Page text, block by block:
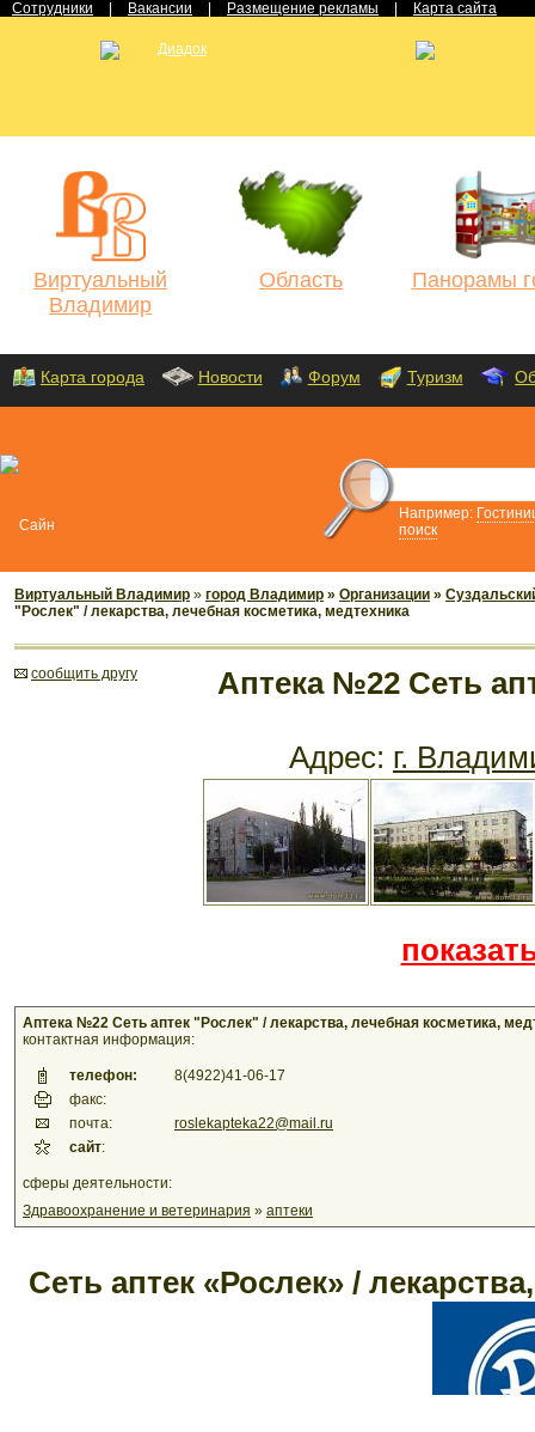
Сотрудники Вакансии Размещение рекламы Карта сайта
Виртуальный
Владимир
Область Панорамы
Карта города Новости Форум Туризм
Например:
поиск
Виртуальный Владимир » город Владимир » Организации »
"Рослек" / лекарства, лечебная косметика, медтехника
cообщить другу Аптека №22 Сеть
Адрес: г.
Аптека №22 Сеть аптек "Рослек" / лекарства, лечебная косметика,
контактная информация:
телефон:
8(4922)41-06-17
факс:
почта:
roslekapteka22@mail.ru
сайт:
сферы деятельности:
Здравоохранение и ветеринария » аптеки
Сеть аптек «Рослек» /